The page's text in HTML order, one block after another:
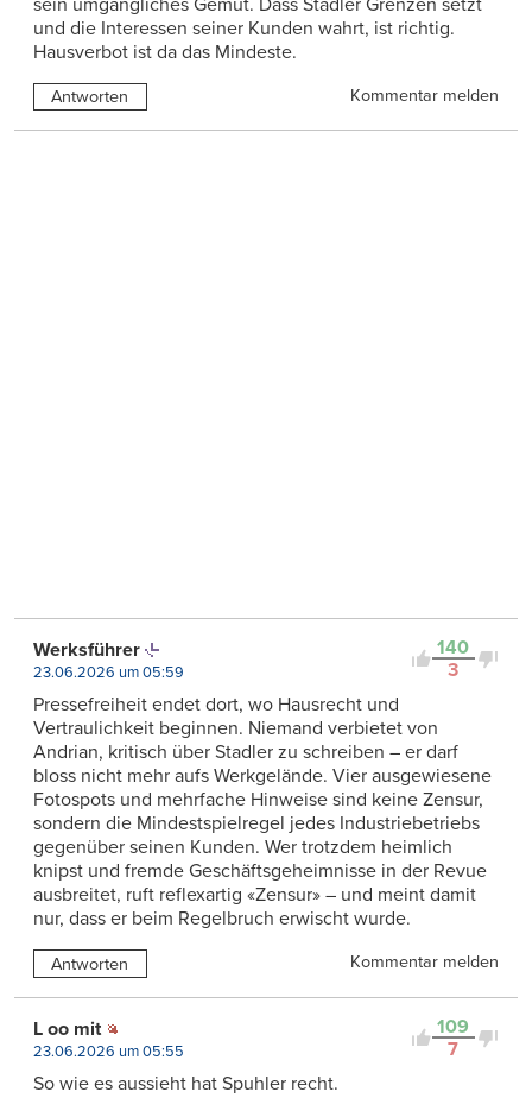
und die Interessen seiner Kunden wahrt, ist richtig.
Hausverbot ist da das Mindeste.
Antworten Kommentar melden
140
3
Werksführer
23.06.2026 um 05:59
Pressefreiheit endet dort, wo Hausrecht und
Vertraulichkeit beginnen. Niemand verbietet von
Andrian, kritisch über Stadler zu schreiben – er darf
bloss nicht mehr aufs Werkgelände. Vier ausgewiesene
Fotospots und mehrfache Hinweise sind keine Zensur,
sondern die Mindestspielregel jedes Industriebetriebs
gegenüber seinen Kunden. Wer trotzdem heimlich
knipst und fremde Geschäftsgeheimnisse in der Revue
ausbreitet, ruft reflexartig «Zensur» – und meint damit
nur, dass er beim Regelbruch erwischt wurde.
Antworten Kommentar melden
109
7
L oo mit
23.06.2026 um 05:55
So wie es aussieht hat Spuhler recht.